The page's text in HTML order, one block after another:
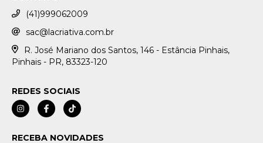
(41)999062009
sac@lacriativa.com.br
R. José Mariano dos Santos, 146 - Estância Pinhais,
Pinhais - PR, 83323-120
REDES SOCIAIS
RECEBA NOVIDADES